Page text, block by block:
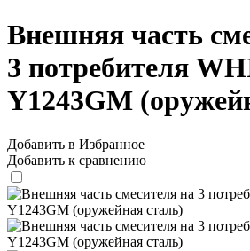
Внешняя часть
3 потребителя
Y1243GM
Добавить в Избранное
Добавить к сравнению